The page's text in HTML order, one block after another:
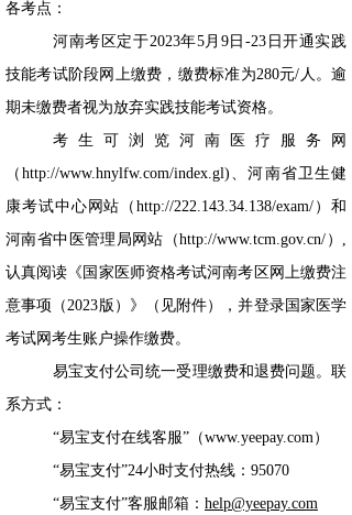
各考点：
河南考区定于2023年5月9日-23日开通实践
技能考试阶段网上缴费，缴费标准为280元/人。逾
期未缴费者视为放弃实践技能考试资格。
考生可浏览河南医疗服务网
（http://www.hnylfw.com/index.gl)、河南省卫生健
康考试中心网站（http://222.143.34.138/exam/）和
河南省中医管理局网站（http://www.tcm.gov.cn/）,
认真阅读《国家医师资格考试河南考区网上缴费注
意事项（2023版）》（见附件），并登录国家医学
考试网考生账户操作缴费。
易宝支付公司统一受理缴费和退费问题。联
系方式：
“易宝支付在线客服”（www.yeepay.com）
“易宝支付”24小时支付热线：95070
“易宝支付”客服邮箱： help@yeepay.com